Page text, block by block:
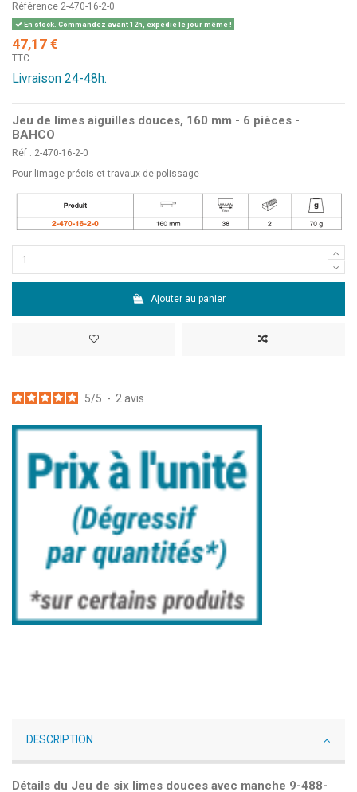
Référence 2-470-16-2-0
En stock. Commandez avant 12h, expédié le jour même !
47,17 €
TTC
Livraison 24-48h.
Jeu de limes aiguilles douces, 160 mm - 6 pièces -
BAHCO
Réf : 2-470-16-2-0
Pour limage précis et travaux de polissage
Ajouter au panier
5/5 - 2 avis
DESCRIPTION
Détails du Jeu de six limes douces avec manche 9-488-